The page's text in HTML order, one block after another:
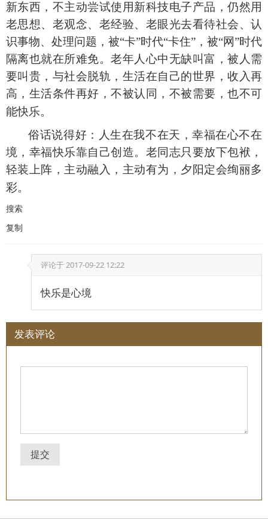
新东西，不主动尝试使用新科技电子产品，仍然用
老思想、老观念、老经验、老眼光去看待社会、认
识事物、处理问题，被“卡”时代“卡住”，被“网”时代
隔离也就在所难免。老年人心中无缺叫富，被人需
要叫贵，与社会脱轨，生活在自己的世界，收入再
高，生活条件再好，不被认同，不被需要，也不可
能快乐。
俗话说得好：
人生在我不在天，幸福在心不在
境，幸福快乐靠自己创造。老同志只要放下包袱，
轻装上阵，主动融入，主动有为，夕阳定会绚丽多
彩。
搜索
复制
评论于2017-09-22 12:22
快乐是心境
发表评论
提交